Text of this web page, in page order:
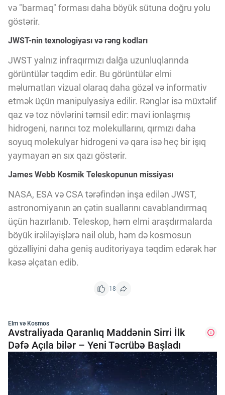
və "barmaq" forması daha böyük sütuna doğru yolu
göstərir.
JWST-nin texnologiyası və rəng kodları
JWST yalnız infraqırmızı dalğa uzunluqlarında
görüntülər təqdim edir. Bu görüntülər elmi
məlumatları vizual olaraq daha gözəl və informativ
etmək üçün manipulyasiya edilir. Rənglər isə müxtəlif
qaz və toz növlərini təmsil edir: mavi ionlaşmış
hidrogeni, narıncı toz molekullarını, qırmızı daha
soyuq molekulyar hidrogeni və qara isə heç bir işıq
yaymayan ən sıx qazı göstərir.
James Webb Kosmik Teleskopunun missiyası
NASA, ESA və CSA tərəfindən inşa edilən JWST,
astronomiyanın ən çətin suallarını cavablandırmaq
üçün hazırlanıb. Teleskop, həm elmi araşdırmalarda
böyük irəliləyişlərə nail olub, həm də kosmosun
gözəlliyini daha geniş auditoriyaya təqdim edərək hər
kəsə əlçatan edib.
18
Elm və Kosmos
Avstraliyada Qaranlıq Maddənin Sirri İlk
Dəfə Açıla bilər – Yeni Təcrübə Başladı